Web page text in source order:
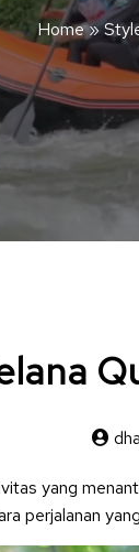
Home»
yang
perjalanan